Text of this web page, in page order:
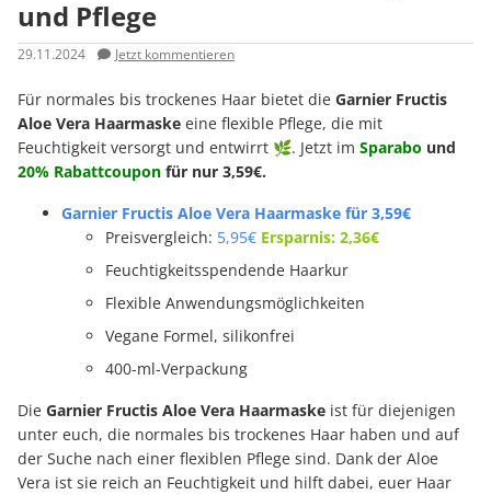
und Pflege
29.11.2024 Jetzt kommentieren
Für normales bis trockenes Haar bietet die Garnier Fructis
Aloe Vera Haarmaske eine flexible Pflege, die mit
Feuchtigkeit versorgt und entwirrt 🌿. Jetzt im Sparabo und
20% Rabattcoupon für nur 3,59€.
Garnier Fructis Aloe Vera Haarmaske für 3,59€
Preisvergleich: 5,95€ Ersparnis: 2,36€
Feuchtigkeitsspendende Haarkur
Flexible Anwendungsmöglichkeiten
Vegane Formel, silikonfrei
400-ml-Verpackung
Die Garnier Fructis Aloe Vera Haarmaske ist für diejenigen
unter euch, die normales bis trockenes Haar haben und auf
der Suche nach einer flexiblen Pflege sind. Dank der Aloe
Vera ist sie reich an Feuchtigkeit und hilft dabei, euer Haar